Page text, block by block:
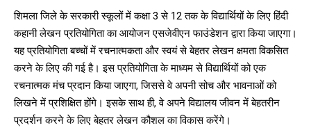
DAILY NEWS BULLETIN
Video
Player
शिमला जिले के सरकारी स्कूलों में कक्षा 3 से 12 तक के विद्यार्थियों के लिए हिंदी
कहानी लेखन प्रतियोगिता का आयोजन एसजेवीएन फाउंडेशन द्वारा किया जाएगा।
यह प्रतियोगिता बच्चों में रचनात्मकता और स्वयं से बेहतर लेखन क्षमता विकसित
करने के लिए की गई है। इस प्रतियोगिता के माध्यम से विद्यार्थियों को एक
रचनात्मक मंच प्रदान किया जाएगा, जिससे वे अपनी सोच और भावनाओं को
लिखने में प्रशिक्षित होंगे। इसके साथ ही, वे अपने विद्यालय जीवन में बेहतरीन
प्रदर्शन करने के लिए बेहतर लेखन कौशल का विकास करेंगे।